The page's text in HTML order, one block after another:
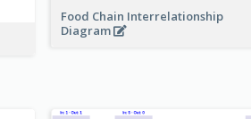
Food Chain Interrelationship
Diagram